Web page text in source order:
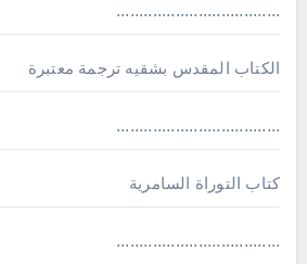
....................................
الكتاب المقدس بشقيه ترجمة معتبرة
....................................
كتاب التوراة السامرية
....................................